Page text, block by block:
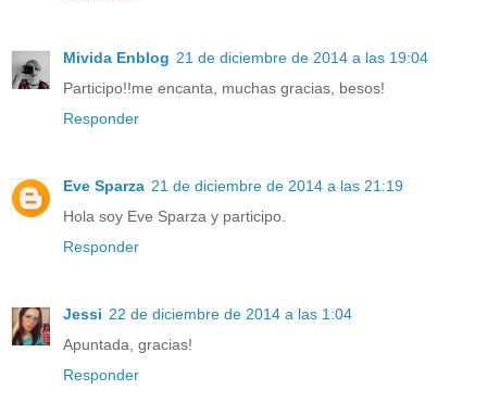
Mivida Enblog 21 de diciembre de 2014 a las 19:04
Participo!!me encanta, muchas gracias, besos!
Responder
Eve Sparza 21 de diciembre de 2014 a las 21:19
Hola soy Eve Sparza y participo.
Responder
Jessi 22 de diciembre de 2014 a las 1:04
Apuntada, gracias!
Responder